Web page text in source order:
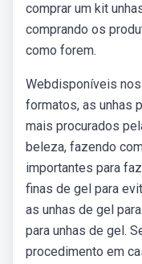
comprar um kit
comprando os
como forem.
Webdisponíveis
formatos, as unhas
mais procurados
beleza, fazendo
importantes para
finas de gel para
as unhas de gel
para unhas de gel.
procedimento em